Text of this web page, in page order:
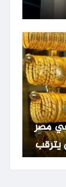
في مصر
السوق يترقب